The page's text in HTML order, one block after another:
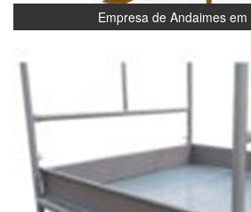
Empresa de Andaimes em